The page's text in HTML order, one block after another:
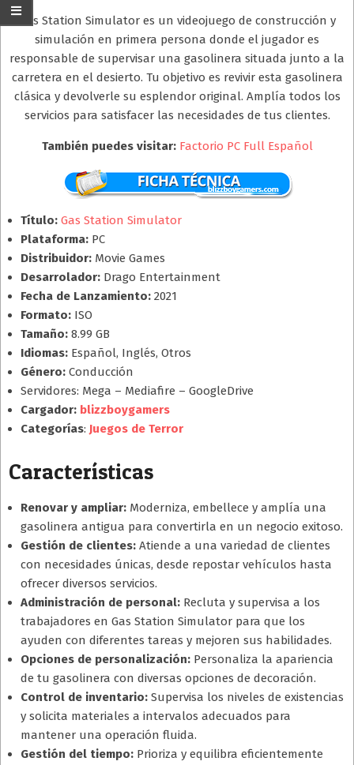
Gas Station Simulator es un videojuego de construcción y
simulación en primera persona donde el jugador es
responsable de supervisar una gasolinera situada junto a la
carretera en el desierto. Tu objetivo es revivir esta gasolinera
clásica y devolverle su esplendor original. Amplía todos los
servicios para satisfacer las necesidades de tus clientes.
También puedes visitar: Factorio PC Full Español
Título: Gas Station Simulator
Plataforma: PC
Distribuidor: Movie Games
Desarrolador: Drago Entertainment
Fecha de Lanzamiento: 2021
Formato: ISO
Tamaño: 8.99 GB
Idiomas: Español, Inglés, Otros
Género: Conducción
Servidores: Mega – Mediafire – GoogleDrive
Cargador: blizzboygamers
Categorías: Juegos de Terror
Características
Renovar y ampliar: Moderniza, embellece y amplía una
gasolinera antigua para convertirla en un negocio exitoso.
Gestión de clientes: Atiende a una variedad de clientes
con necesidades únicas, desde repostar vehículos hasta
ofrecer diversos servicios.
Administración de personal: Recluta y supervisa a los
trabajadores en Gas Station Simulator para que los
ayuden con diferentes tareas y mejoren sus habilidades.
Opciones de personalización: Personaliza la apariencia
de tu gasolinera con diversas opciones de decoración.
Control de inventario: Supervisa los niveles de existencias
y solicita materiales a intervalos adecuados para
mantener una operación fluida.
Gestión del tiempo: Prioriza y equilibra eficientemente